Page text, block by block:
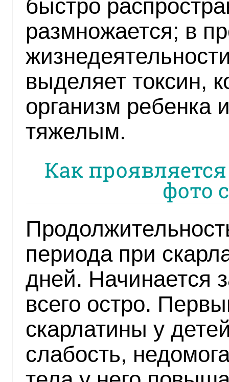
быстро
размножается; в
выделяет токсин,
организм ребенка
тяжелым.
Как
фото
периода при
дней. Начинается
всего остро.
скарлатины у
слабость,